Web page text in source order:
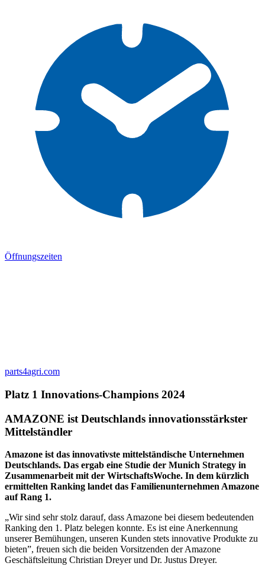
Öffnungszeiten
parts4agri.com
Platz 1 Innovations-Champions 2024
AMAZONE ist Deutschlands innovationsstärkster
Mittelständler
Amazone ist das innovativste mittelständische Unternehmen
Deutschlands. Das ergab eine Studie der Munich Strategy in
Zusammenarbeit mit der WirtschaftsWoche. In dem kürzlich
ermittelten Ranking landet das Familienunternehmen Amazone
auf Rang 1.
„Wir sind sehr stolz darauf, dass Amazone bei diesem bedeutenden
Ranking den 1. Platz belegen konnte. Es ist eine Anerkennung
unserer Bemühungen, unseren Kunden stets innovative Produkte zu
bieten”, freuen sich die beiden Vorsitzenden der Amazone
Geschäftsleitung Christian Dreyer und Dr. Justus Dreyer.